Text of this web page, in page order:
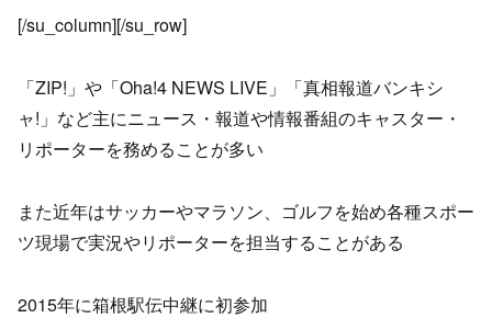
[/su_column][/su_row]
「ZIP!」や「Oha!4 NEWS LIVE」「真相報道バンキシ
ャ!」など主にニュース・報道や情報番組のキャスター・
リポーターを務めることが多い
また近年はサッカーやマラソン、ゴルフを始め各種スポー
ツ現場で実況やリポーターを担当することがある
2015年に箱根駅伝中継に初参加